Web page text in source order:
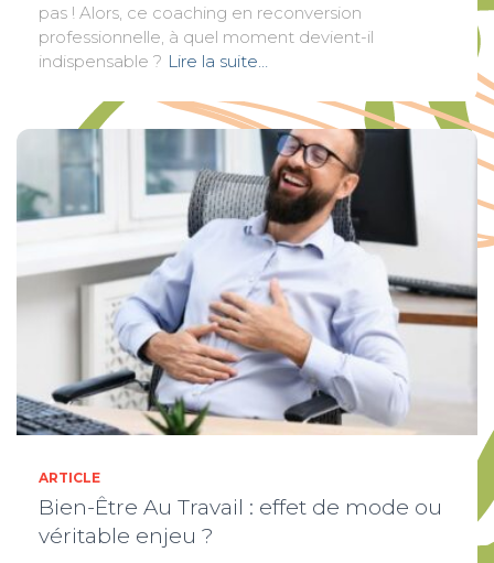
pas ! Alors, ce coaching en reconversion
professionnelle, à quel moment devient-il
indispensable ? Lire la suite…
ARTICLE
Bien-Être Au Travail : effet de mode ou
véritable enjeu ?